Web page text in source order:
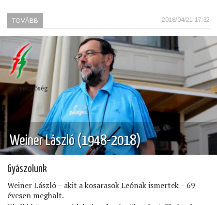
2018/04/21 17:32
TOVÁBB
HEGYSÉG:
DERA-
SZURDOK)
Weiner László (1948-2018)
Szerkesztőség
Gyászolunk
Weiner László – akit a kosarasok Leónak ismertek – 69
évesen meghalt.